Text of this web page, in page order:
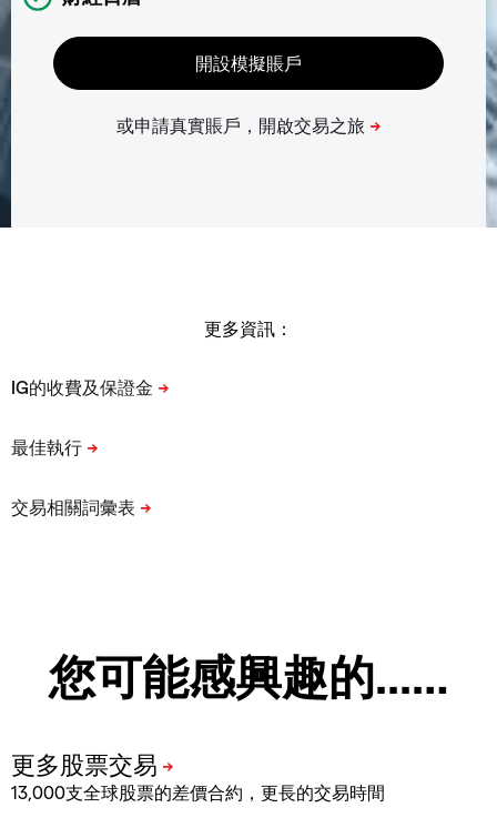
更多資訊：
您可能感興趣的...…
13,000支全球股票的差價合約，更長的交易時間